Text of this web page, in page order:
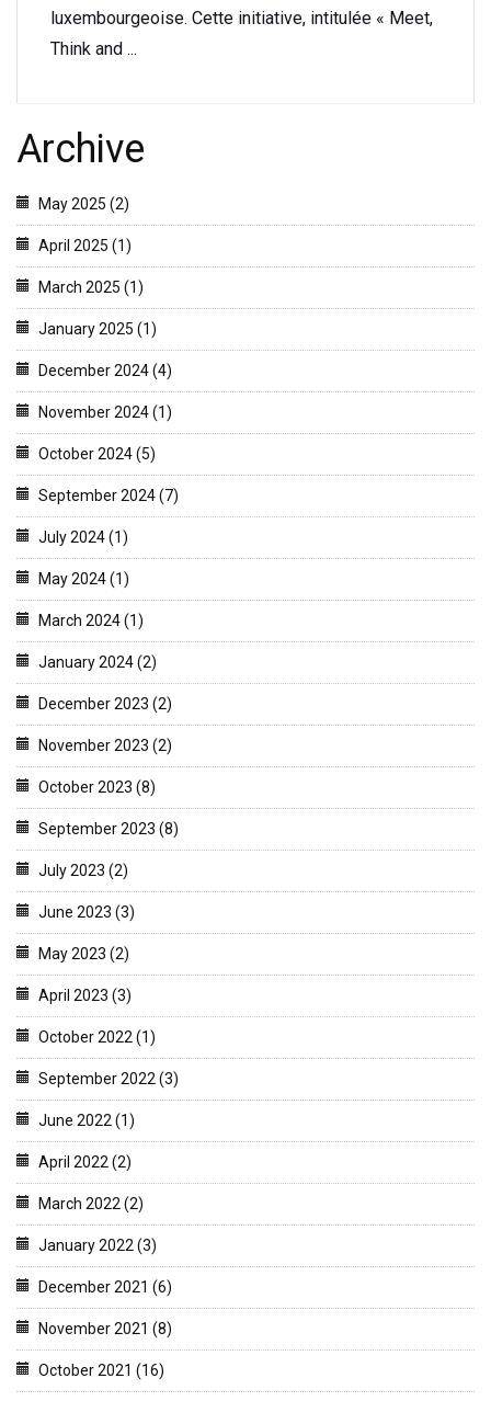
luxembourgeoise. Cette initiative, intitulée « Meet,
Think and ...
Archive
May 2025 (2)
April 2025 (1)
March 2025 (1)
January 2025 (1)
December 2024 (4)
November 2024 (1)
October 2024 (5)
September 2024 (7)
July 2024 (1)
May 2024 (1)
March 2024 (1)
January 2024 (2)
December 2023 (2)
November 2023 (2)
October 2023 (8)
September 2023 (8)
July 2023 (2)
June 2023 (3)
May 2023 (2)
April 2023 (3)
October 2022 (1)
September 2022 (3)
June 2022 (1)
April 2022 (2)
March 2022 (2)
January 2022 (3)
December 2021 (6)
November 2021 (8)
October 2021 (16)